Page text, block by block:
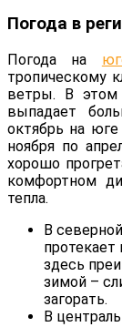
Погода в
Погода на
тропическому
ветры. В этом
выпадает
октябрь на
ноября по
хорошо
комфортном
тепла.
В
протекает
здесь
зимой –
загорать.
В